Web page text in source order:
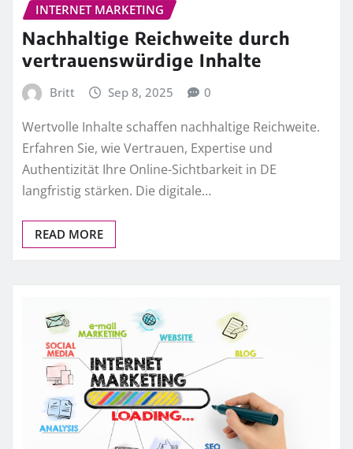
INTERNET MARKETING
Nachhaltige Reichweite durch
vertrauenswürdige Inhalte
Britt Sep 8, 2025 0
Wertvolle Inhalte schaffen nachhaltige Reichweite.
Erfahren Sie, wie Vertrauen, Expertise und
Authentizität Ihre Online-Sichtbarkeit in DE
langfristig stärken. Die digitale…
READ MORE